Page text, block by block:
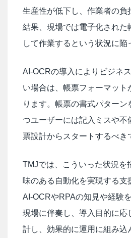
生産性が低下し、作業者の負
結果、現場では電子化された
して作業するという状況に陥
AI-OCRの導入によりビジネ
い場合は、帳票フォーマット
ります。帳票の書式パター
つユーザーには記入ミスや不
票設計からスタートするべき
TMJでは、こういった状況を
味のある自動化を実現する支
AI-OCRやRPAの知見や経験
現場に伴奏し、導入目的に応
計し、効果的に運用に組み込